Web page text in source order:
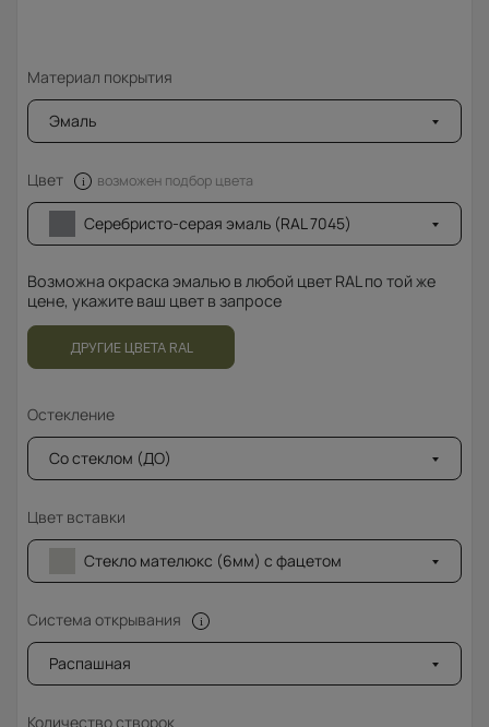
Материал покрытия
Эмаль
Цвет возможен подбор цвета
Серебристо-серая эмаль (RAL 7045)
Возможна окраска эмалью в любой цвет RAL по той же
цене, укажите ваш цвет в запросе
ДРУГИЕ ЦВЕТА RAL
Остекление
Со стеклом (ДО)
Цвет вставки
Стекло мателюкс (6мм) с фацетом
Система открывания
Распашная
Количество створок